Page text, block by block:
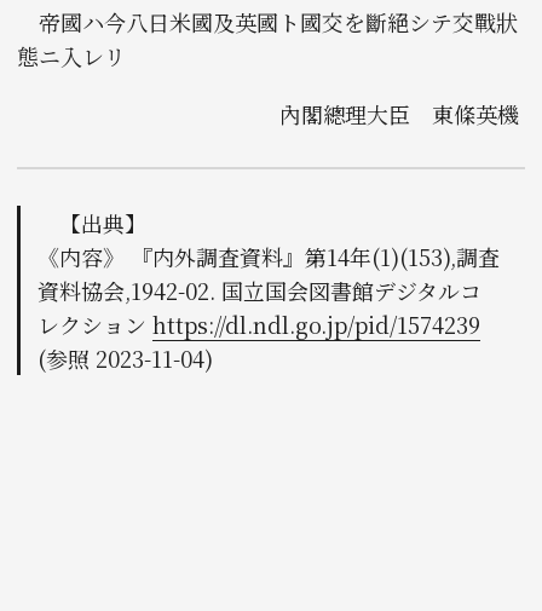
帝󠄁國ハ今八日米國及英國ト國交󠄁を斷絕シテ交󠄁戰狀
態ニ入レリ
內閣總理大臣 東條英機󠄁
【出典】
《内容》 『内外調査資料』第14年(1)(153),調査
資料協会,1942-02. 国立国会図書館デジタルコ
レクション https://dl.ndl.go.jp/pid/1574239
(参照 2023-11-04)